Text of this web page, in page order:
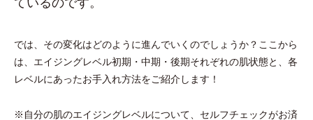
では、その変化はどのように進んでいくのでしょうか？ここから
は、エイジングレベル初期・中期・後期それぞれの肌状態と、各
レベルにあったお手入れ方法をご紹介します！
※自分の肌のエイジングレベルについて、セルフチェックがお済